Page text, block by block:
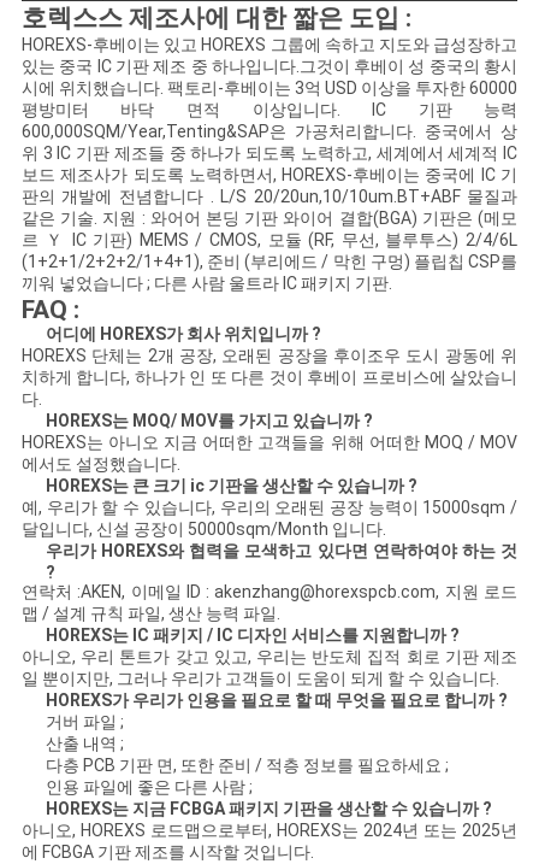
사
이
트
맵
PRIVACY
POLICY
호렉스스 제조사에 대한 짧은 도입 :
HOREXS-후베이는 있고 HOREXS 그룹에 속하고 지도와 급성장하고
있는 중국 IC 기판 제조 중 하나입니다.그것이 후베이 성 중국의 황시
시에 위치했습니다. 팩토리-후베이는 3억 USD 이상을 투자한 60000
평방미터 바닥 면적 이상입니다. IC 기판 능력
600,000SQM/Year,Tenting&SAP은 가공처리합니다. 중국에서 상
위 3 IC 기판 제조들 중 하나가 되도록 노력하고, 세계에서 세계적 IC
보드 제조사가 되도록 노력하면서, HOREXS-후베이는 중국에 IC 기
판의 개발에 전념합니다 . L/S 20/20un,10/10um.BT+ABF 물질과
같은 기술. 지원 : 와어어 본딩 기판 와이어 결합(BGA) 기판은 (메모
르 Ｙ IC 기판) MEMS / CMOS, 모듈 (RF, 무선, 블루투스) 2/4/6L
(1+2+1/2+2+2/1+4+1), 준비 (부리에드 / 막힌 구멍) 플립칩 CSP를
끼워 넣었습니다 ; 다른 사람 울트라 IC 패키지 기판.
FAQ :
어디에 HOREXS가 회사 위치입니까 ?
HOREXS 단체는 2개 공장, 오래된 공장을 후이조우 도시 광동에 위
치하게 합니다, 하나가 인 또 다른 것이 후베이 프로비스에 살았습니
다.
HOREXS는 MOQ/ MOV를 가지고 있습니까 ?
HOREXS는 아니오 지금 어떠한 고객들을 위해 어떠한 MOQ / MOV
에서도 설정했습니다.
HOREXS는 큰 크기 ic 기판을 생산할 수 있습니까 ?
예, 우리가 할 수 있습니다, 우리의 오래된 공장 능력이 15000sqm /
달입니다, 신설 공장이 50000sqm/Month 입니다.
우리가 HOREXS와 협력을 모색하고 있다면 연락하여야 하는 것
?
연락처 :AKEN, 이메일 ID : akenzhang@horexspcb.com, 지원 로드
맵 / 설계 규칙 파일, 생산 능력 파일.
HOREXS는 IC 패키지 / IC 디자인 서비스를 지원합니까 ?
아니오, 우리 톤트가 갖고 있고, 우리는 반도체 집적 회로 기판 제조
일 뿐이지만, 그러나 우리가 고객들이 도움이 되게 할 수 있습니다.
HOREXS가 우리가 인용을 필요로 할 때 무엇을 필요로 합니까 ?
거버 파일 ;
산출 내역 ;
다층 PCB 기판 면, 또한 준비 / 적층 정보를 필요하세요 ;
인용 파일에 좋은 다른 사람 ;
HOREXS는 지금 FCBGA 패키지 기판을 생산할 수 있습니까 ?
아니오, HOREXS 로드맵으로부터, HOREXS는 2024년 또는 2025년
에 FCBGA 기판 제조를 시작할 것입니다.